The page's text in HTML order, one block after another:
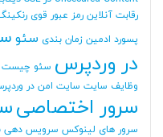
رقابت آنلاین رمز عبور قوی
پسورد ادمین زمان بندی سئو
در وردپرس سئو چیست
وظایف سایت سایت امن در
سرور اختصاصی
سرور های لینوکس سرویس دهی